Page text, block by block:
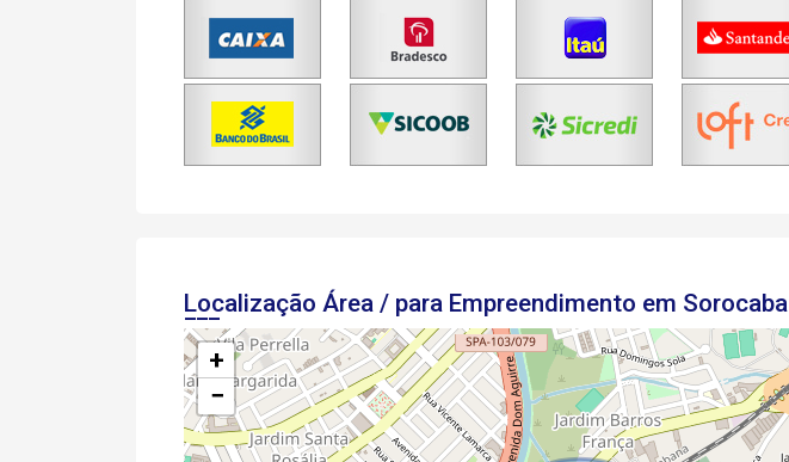
Localização Área / para Empreendimento em Sorocaba
+
−